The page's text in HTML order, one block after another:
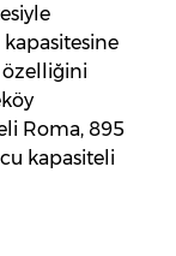
özelliğini
Roma, 895
kapasiteli